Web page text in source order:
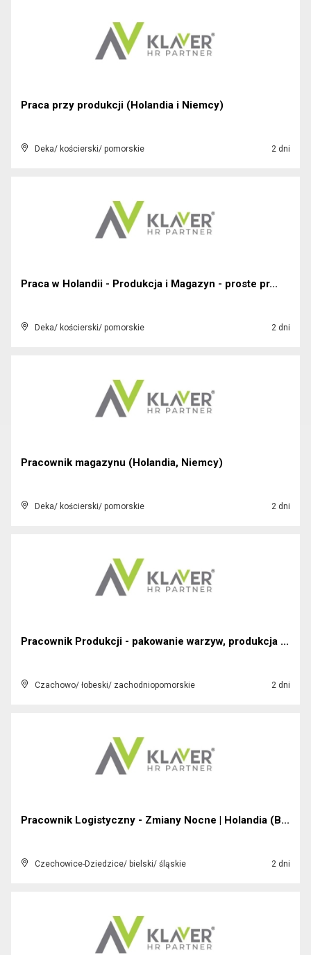
Praca przy produkcji (Holandia i Niemcy)
Deka/ kościerski/ pomorskie 2 dni
Praca w Holandii - Produkcja i Magazyn - proste pr...
Deka/ kościerski/ pomorskie 2 dni
Pracownik magazynu (Holandia, Niemcy)
Deka/ kościerski/ pomorskie 2 dni
Pracownik Produkcji - pakowanie warzyw, produkcja ...
Czachowo/ łobeski/ zachodniopomorskie 2 dni
Pracownik Logistyczny - Zmiany Nocne | Holandia (B...
Czechowice-Dziedzice/ bielski/ śląskie 2 dni